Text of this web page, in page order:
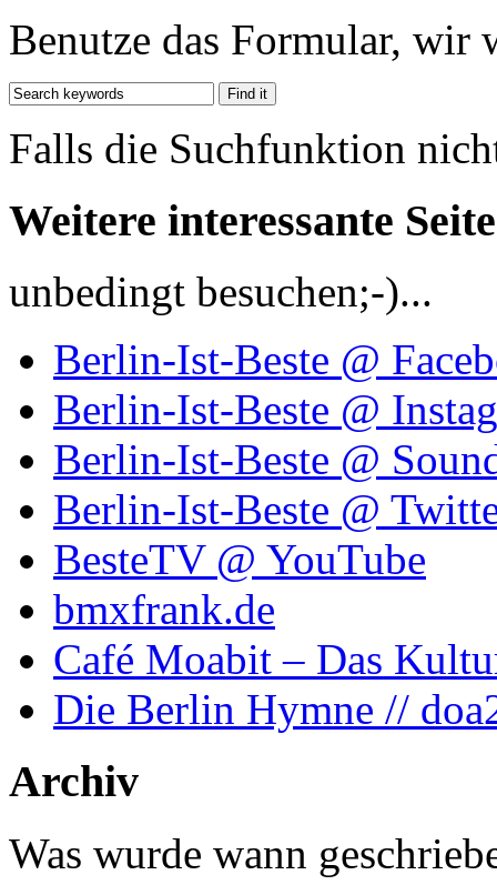
Benutze das Formular, wir
Falls die Suchfunktion
Weitere interessante
unbedingt besuchen;-)...
Berlin-Ist-Beste @
Berlin-Ist-Beste @
Berlin-Ist-Beste @
Berlin-Ist-Beste @
BesteTV @ YouTube
bmxfrank.de
Café Moabit – Das
Die Berlin Hymne //
Archiv
Was wurde wann